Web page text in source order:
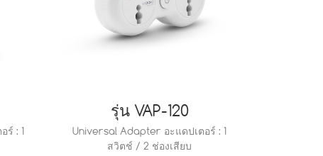
: 1
รุ่น VAP-120
Universal Adapter อะแดปเตอร์ : 1
สวิตช์ / 2 ช่องเสียบ